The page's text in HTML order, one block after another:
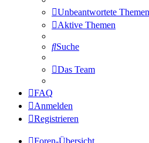
Unbeantwortete Themen
Aktive Themen
Suche
Das Team
FAQ
Anmelden
Registrieren